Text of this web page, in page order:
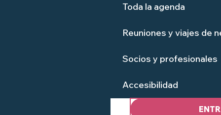
Toda la agenda
Reuniones y viajes de
Socios y profesionales
Accesibilidad